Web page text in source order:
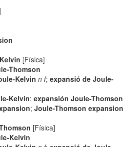
[Física]
Thomson
Kelvin n f;expansió de Joule-
Kelvin;expansión Joule-Thomson
;Joule-Thomson expansion
[Física]
Kelvin